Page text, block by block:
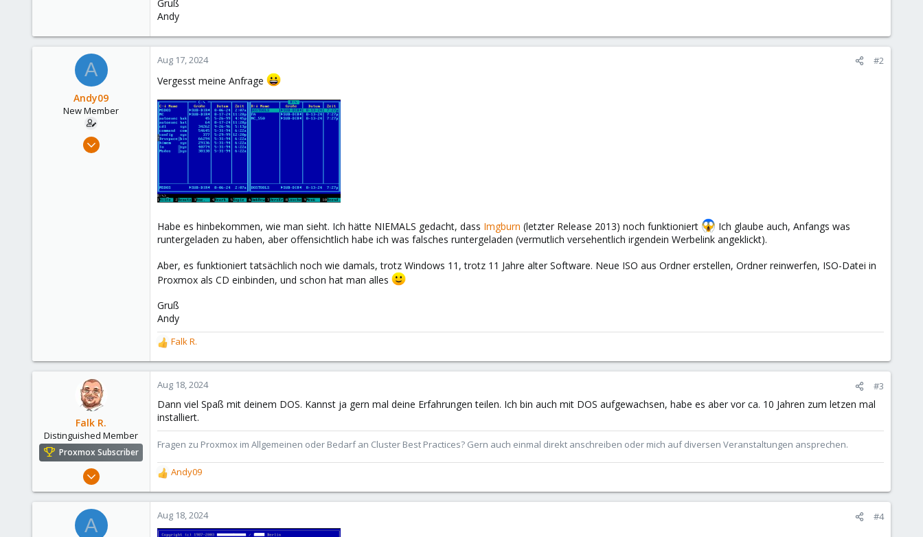
Gruß
Andy
A
Andy09
New Member
Aug 17, 2024 #2
Vergesst meine Anfrage
Habe es hinbekommen, wie man sieht. Ich hätte NIEMALS gedacht, dass Imgburn (letzter Release 2013) noch funktioniert
Ich glaube auch, Anfangs was
runtergeladen zu haben, aber offensichtlich habe ich was falsches runtergeladen (vermutlich versehentlich irgendein Werbelink angeklickt).
Aber, es funktioniert tatsächlich noch wie damals, trotz Windows 11, trotz 11 Jahre alter Software. Neue ISO aus Ordner erstellen, Ordner reinwerfen, ISO-Datei in
Proxmox als CD einbinden, und schon hat man alles
Gruß
Andy
R
e
a
c
i
o
n
s
Falk R.
Falk R.
Distinguished Member
Proxmox Subscriber
Aug 2, 2021
2,915
Aug 18, 2024 #3
Dann viel Spaß mit deinem DOS. Kannst ja gern mal deine Erfahrungen teilen. Ich bin auch mit DOS aufgewachsen, habe es aber vor ca. 10 Jahren zum letzen mal
installiert.
Fragen zu Proxmox im Allgemeinen oder Bedarf an Cluster Best Practices? Gern auch einmal direkt anschreiben oder mich auf diversen Veranstaltungen ansprechen.
R
e
a
c
t
Andy09
A Aug 18, 2024 #4